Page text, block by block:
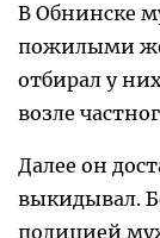
В Обнинске
пожилыми
отбирал у
возле
Далее он
выкидывал.
полицией